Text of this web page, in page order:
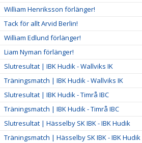
William Henriksson förlänger!
Tack för allt Arvid Berlin!
William Edlund förlänger!
Liam Nyman förlänger!
Slutresultat | IBK Hudik - Wallviks IK
Träningsmatch | IBK Hudik - Wallviks IK
Slutresultat | IBK Hudik - Timrå IBC
Träningsmatch | IBK Hudik - Timrå IBC
Slutresultat | Hässelby SK IBK - IBK Hudik
Träningsmatch | Hässelby SK IBK - IBK Hudik